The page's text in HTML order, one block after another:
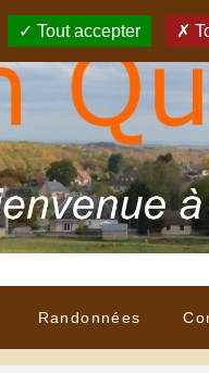
Randonnées
Tout accepter